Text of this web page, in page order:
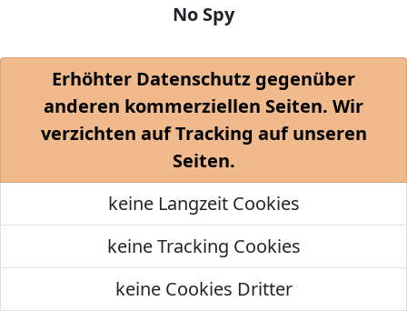
No Spy
Erhöhter Datenschutz gegenüber
anderen kommerziellen Seiten. Wir
verzichten auf Tracking auf unseren
Seiten.
keine Langzeit Cookies
keine Tracking Cookies
keine Cookies Dritter